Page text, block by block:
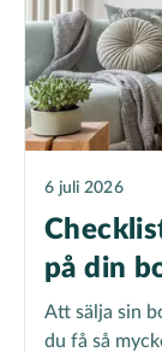
6 juli 2026
på din
Att sälja sin
du få så